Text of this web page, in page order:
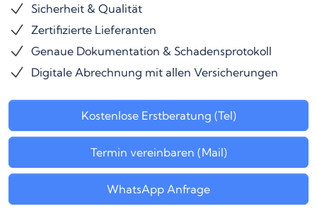
Sicherheit & Qualität
Zertifizierte Lieferanten
Genaue Dokumentation & Schadensprotokoll
Digitale Abrechnung mit allen Versicherungen
Kostenlose Erstberatung (Tel)
Termin vereinbaren (Mail)
WhatsApp Anfrage